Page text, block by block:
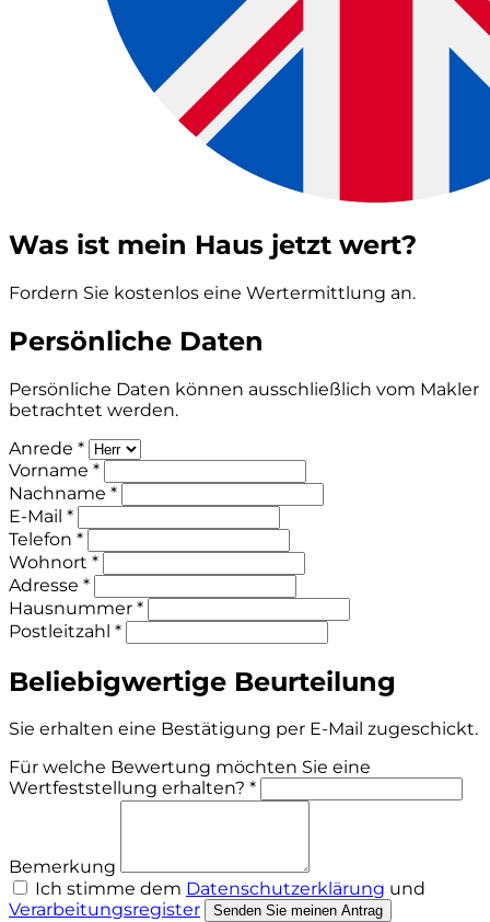
Was ist mein Haus jetzt wert?
Fordern Sie kostenlos eine Wertermittlung an.
Persönliche Daten
Persönliche Daten können ausschließlich vom Makler
betrachtet werden.
Anrede *
Vorname *
Nachname *
E-Mail *
Telefon *
Wohnort *
Adresse *
Hausnummer *
Postleitzahl *
Beliebigwertige Beurteilung
Sie erhalten eine Bestätigung per E-Mail zugeschickt.
Für welche Bewertung möchten Sie eine
Wertfeststellung erhalten? *
Bemerkung
Ich stimme dem Datenschutzerklärung und
Verarbeitungsregister
Senden Sie meinen Antrag